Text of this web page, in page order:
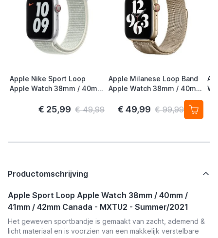
Apple Nike Sport Loop
Apple Watch 38mm / 40mm
€ 25,99 € 49,99
Apple Milanese Loop Band
Apple Watch 38mm / 40mm
/ 41mm / 42mm Gold (2nd
Gen)€ 49,99 € 99,99
Productomschrijving
Apple Sport Loop Apple Watch 38mm / 40mm /
41mm / 42mm Canada - MXTU2 - Summer/2021
Het geweven sportbandje is gemaakt van zacht, ademend &
licht materiaal en is voorzien van een makkelijk verstelbare